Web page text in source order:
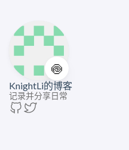
🍥
KnightLi的博客
记录并分享日常